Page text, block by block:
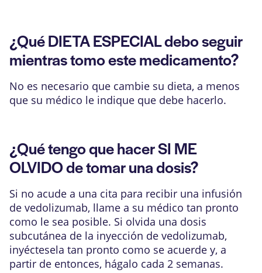
¿Qué DIETA ESPECIAL debo seguir
mientras tomo este medicamento?
No es necesario que cambie su dieta, a menos
que su médico le indique que debe hacerlo.
¿Qué tengo que hacer SI ME
OLVIDO de tomar una dosis?
Si no acude a una cita para recibir una infusión
de vedolizumab, llame a su médico tan pronto
como le sea posible. Si olvida una dosis
subcutánea de la inyección de vedolizumab,
inyéctesela tan pronto como se acuerde y, a
partir de entonces, hágalo cada 2 semanas.